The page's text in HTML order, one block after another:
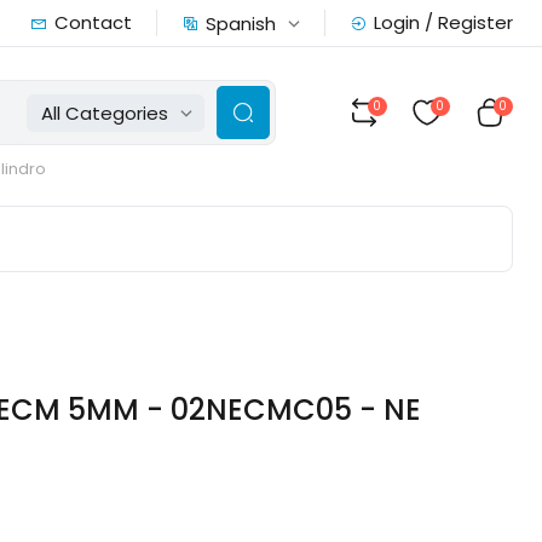
Contact Spanish Login / Register
All Categories 0 0 0
5MM - 02NECMC05 - NE